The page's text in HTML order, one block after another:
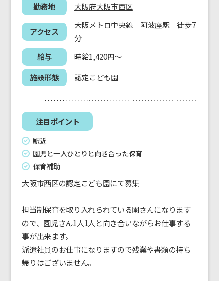
勤務地 大阪府大阪市西区
アクセス
大阪メトロ中央線 阿波座駅 徒歩7
分
給与
時給1,420円～
施設形態
認定こども園
注目ポイント
駅近
園児と一人ひとりと向き合った保育
保育補助
大阪市西区の認定こども園にて募集
担当制保育を取り入れられている園さんになります
ので、園児さん1人1人と向き合いながらお仕事する
事が出来ます。
派遣社員のお仕事になりますので残業や書類の持ち
帰りはございません。